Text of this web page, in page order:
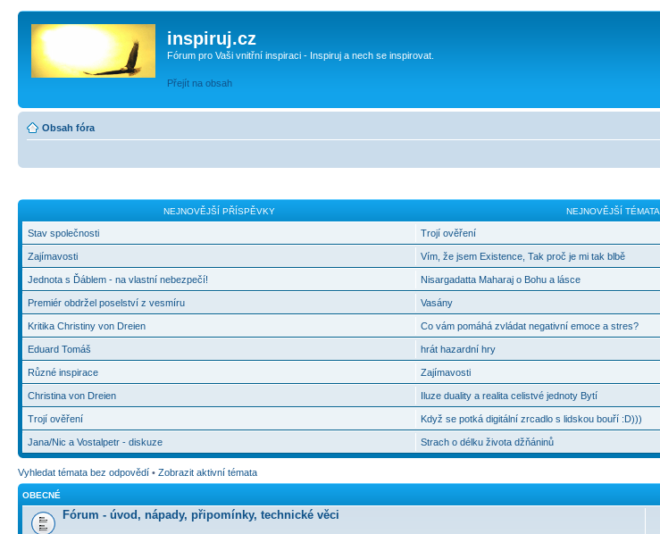
inspiruj.cz
Fórum pro Vaši vnitřní inspiraci - Inspiruj a nech se inspirovat.
Přejít na obsah
Obsah fóra
NEJNOVĚJŠÍ PŘÍSPĚVKY NEJNOVĚJŠÍ TÉMATA
Stav společnosti
Zajímavosti
Jednota s Ďáblem - na vlastní nebezpečí!
Premiér obdržel poselství z vesmíru
Kritika Christiny von Dreien
Eduard Tomáš
Různé inspirace
Christina von Dreien
Trojí ověření
Jana/Nic a Vostalpetr - diskuze
Trojí ověření
Vím, že jsem Existence, Tak proč je mi tak blbě
Nisargadatta Maharaj o Bohu a lásce
Vasány
Co vám pomáhá zvládat negativní emoce a stres?
hrát hazardní hry
Zajímavosti
Iluze duality a realita celistvé jednoty Bytí
Když se potká digitální zrcadlo s lidskou bouří :D)))
Strach o délku života džňáninů
Vyhledat témata bez odpovědí • Zobrazit aktivní témata
OBECNÉ
Fórum - úvod, nápady, připomínky, technické věci